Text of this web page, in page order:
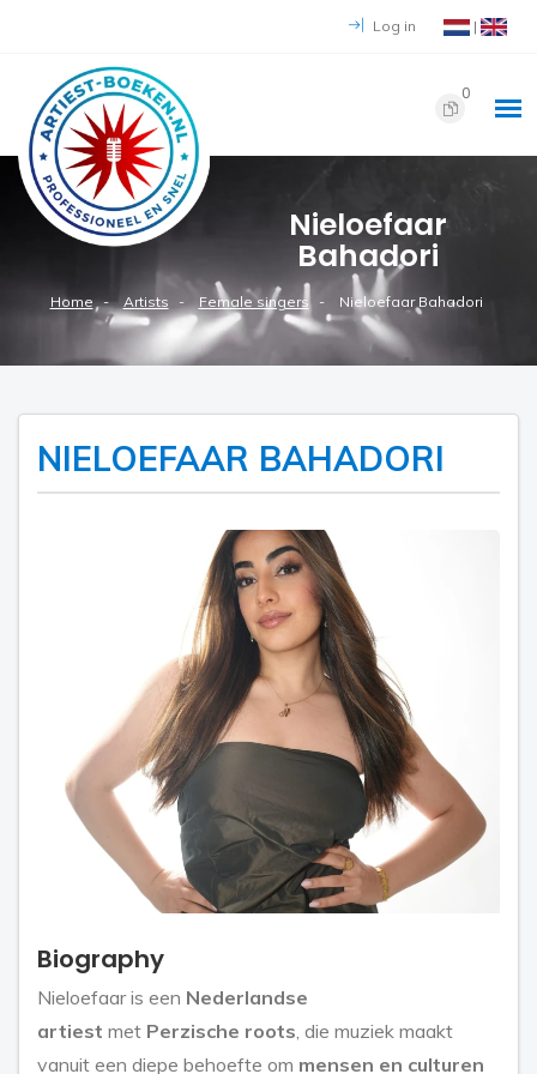
Log in |
0
Nieloefaar
Bahadori
Home Artists Female singers Nieloefaar Bahadori
NIELOEFAAR BAHADORI
Biography
Nieloefaar is een Nederlandse
artiest met Perzische roots, die muziek maakt
vanuit een diepe behoefte om mensen en culturen